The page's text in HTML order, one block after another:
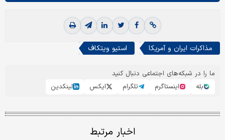
مذاکرات ایران و آمریکا استیو ویتکاف
ما را در شبکه‌های اجتماعی دنبال کنید
بله
اینستاگرم تلگرام ایکس لینکدین
اخبار مرتبط